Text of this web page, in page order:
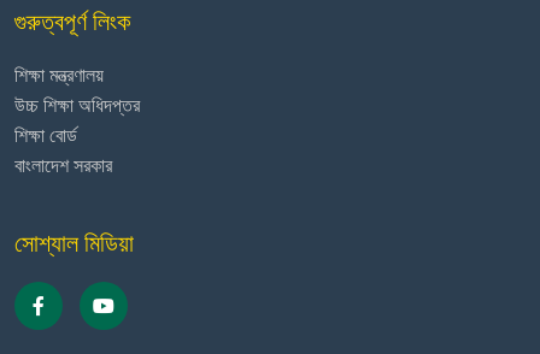
গুরুত্বপূর্ণ লিংক
শিক্ষা মন্ত্রণালয়
উচ্চ শিক্ষা অধিদপ্তর
শিক্ষা বোর্ড
বাংলাদেশ সরকার
সোশ্যাল মিডিয়া